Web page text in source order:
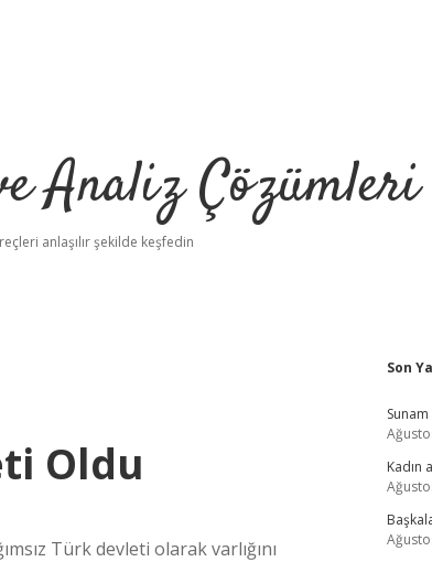
Analiz Çözümleri
anlaşılır şekilde keşfedin
Oldu
Türk devleti olarak varlığını
Son
Kadın